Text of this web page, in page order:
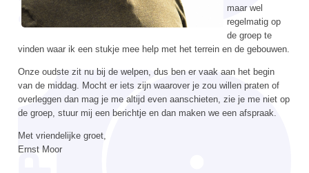
maar wel
regelmatig op
de groep te
vinden waar ik een stukje mee help met het terrein en de gebouwen.
Onze oudste zit nu bij de welpen, dus ben er vaak aan het begin
van de middag. Mocht er iets zijn waarover je zou willen praten of
overleggen dan mag je me altijd even aanschieten, zie je me niet op
de groep, stuur mij een berichtje en dan maken we een afspraak.
Met vriendelijke groet,
Ernst Moor